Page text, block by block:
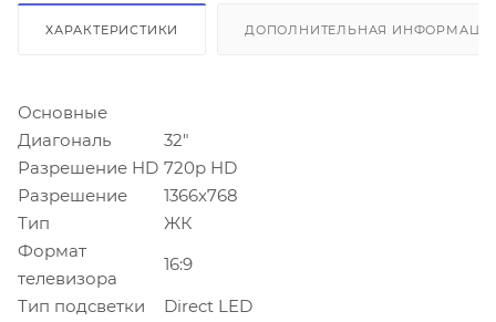
ХАРАКТЕРИСТИКИ ДОПОЛНИТЕЛЬНАЯ
Основные
Диагональ
32"
Разрешение HD 720p HD
Разрешение
1366x768
Тип
ЖК
Формат
телевизора
16:9
Тип подсветки
Direct LED